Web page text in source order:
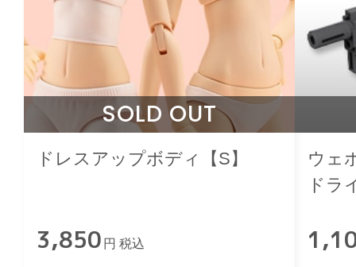
SOLD OUT
ドレスアップボディ【S】
3,850 円 税込
ウェ
ドラ